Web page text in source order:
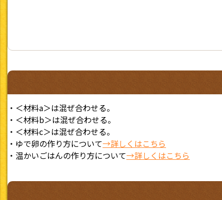
・＜材料a＞は混ぜ合わせる。
・＜材料b＞は混ぜ合わせる。
・＜材料c＞は混ぜ合わせる。
・ゆで卵の作り方について→詳しくはこちら
・温かいごはんの作り方について→詳しくはこちら